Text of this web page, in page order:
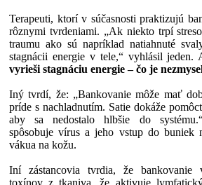
Terapeuti, ktorí v súčasnosti praktizujú
rôznymi tvrdeniami. „Ak niekto trpí
traumu ako sú napríklad natiahnuté
stagnácii energie v tele,“ vyhlásil jeden.
vyrieši stagnáciu energie – čo je
Iný tvrdí, že: „Bankovanie môže mať
príde s nachladnutím. Satie dokáže
aby sa nedostalo hlbšie do
spôsobuje vírus a jeho vstup do buniek
vákua na kožu.
Iní zástancovia tvrdia, že bankovanie
toxínov z tkaniva, že aktivuje